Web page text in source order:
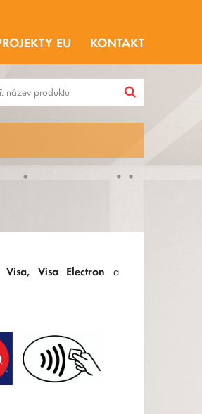
EU KONTAKT
Visa, Visa Electron a